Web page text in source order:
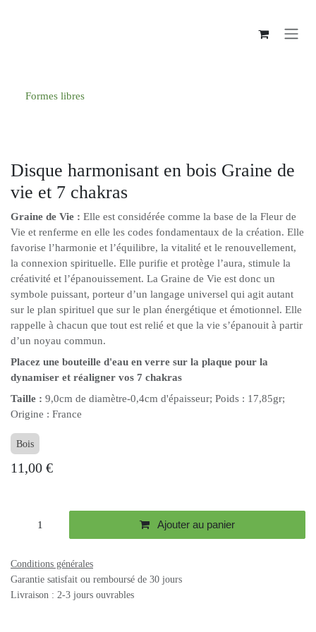
Formes libres
Disque harmonisant en bois Graine de
vie et 7 chakras
Graine de Vie : Elle est considérée comme la base de la Fleur de
Vie et renferme en elle les codes fondamentaux de la création. Elle
favorise l’harmonie et l’équilibre, la vitalité et le renouvellement,
la connexion spirituelle. Elle purifie et protège l’aura, stimule la
créativité et l’épanouissement. La Graine de Vie est donc un
symbole puissant, porteur d’un langage universel qui agit autant
sur le plan spirituel que sur le plan énergétique et émotionnel. Elle
rappelle à chacun que tout est relié et que la vie s’épanouit à partir
d’un noyau commun.
Placez une bouteille d'eau en verre sur la plaque pour la
dynamiser et réaligner vos 7 chakras
Taille : 9,0cm de diamètre-0,4cm d'épaisseur; Poids : 17,85gr;
Origine : France
Bois
11,00 €
Ajouter au panier
Conditions générales
Garantie satisfait ou remboursé de 30 jours
Livraison : 2-3 jours ouvrables